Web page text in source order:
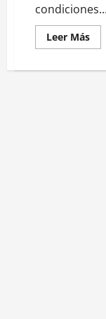
condiciones...
Leer Más